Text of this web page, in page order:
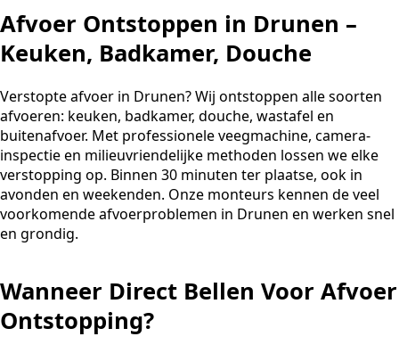
Afvoer Ontstoppen in Drunen –
Keuken, Badkamer, Douche
Verstopte afvoer in Drunen? Wij ontstoppen alle soorten
afvoeren: keuken, badkamer, douche, wastafel en
buitenafvoer. Met professionele veegmachine, camera-
inspectie en milieuvriendelijke methoden lossen we elke
verstopping op. Binnen 30 minuten ter plaatse, ook in
avonden en weekenden. Onze monteurs kennen de veel
voorkomende afvoerproblemen in Drunen en werken snel
en grondig.
Wanneer Direct Bellen Voor Afvoer
Ontstopping?